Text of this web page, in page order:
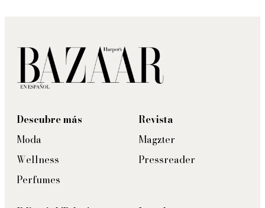
Descubre más
Moda
Wellness
Perfumes
Revista
Magzter
Pressreader